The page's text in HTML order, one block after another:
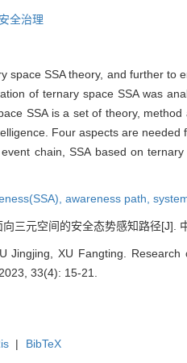
安全治理
space SSA theory, and further
of ternary space SSA was
SSA is a set of theory,
Four aspects are
chain, SSA based on
awareness path,
三元空间的安全态势感知路径[J].
Jingjing, XU Fangting.
33(4): 15-21.
| BibTeX